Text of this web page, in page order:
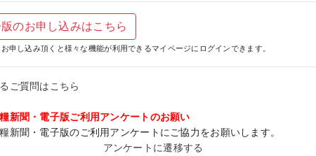
のお申し込みはこちら
申し込み頂くと様々な機能が利用できるマイページにログインできます。
ご質問はこちら
新聞・電子版ご利用アンケートのお願い
新聞・電子版のご利用アンケートにご協力をお願いします。
アンケートに遷移する